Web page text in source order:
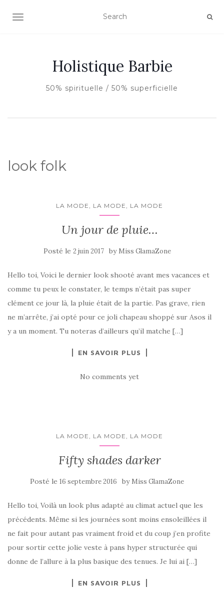
AFFICHER/MASQUER LA NAVIGATION
Holistique Barbie
50% spirituelle / 50% superficielle
look folk
LA MODE, LA MODE, LA MODE
Un jour de pluie…
Posté le 2 juin 2017 by Miss GlamaZone
Hello toi, Voici le dernier look shooté avant mes vacances et
comme tu peux le constater, le temps n’était pas super
clément ce jour là, la pluie était de la partie. Pas grave, rien
ne m’arrête, j’ai opté pour ce joli chapeau shoppé sur Asos il
y a un moment. Tu noteras d’ailleurs qu’il matche […]
EN SAVOIR PLUS
No comments yet
LA MODE, LA MODE, LA MODE
Fifty shades darker
Posté le 16 septembre 2016 by Miss GlamaZone
Hello toi, Voilà un look plus adapté au climat actuel que les
précédents. Même si les journées sont moins ensoleillées il
ne fait pour autant pas vraiment froid et du coup j’en profite
pour sortir cette jolie veste à pans hyper structurée qui
donne de l’allure à la plus basique des tenues. Je lui ai […]
EN SAVOIR PLUS